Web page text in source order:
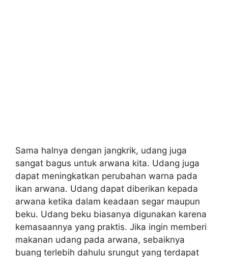
Sama halnya dengan jangkrik, udang juga
sangat bagus untuk arwana kita. Udang juga
dapat meningkatkan perubahan warna pada
ikan arwana. Udang dapat diberikan kepada
arwana ketika dalam keadaan segar maupun
beku. Udang beku biasanya digunakan karena
kemasaannya yang praktis. Jika ingin memberi
makanan udang pada arwana, sebaiknya
buang terlebih dahulu srungut yang terdapat